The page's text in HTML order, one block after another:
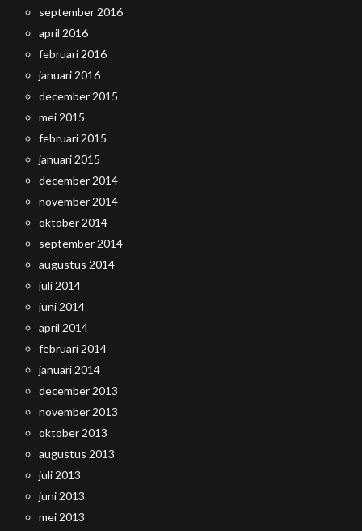
september 2016
april 2016
februari 2016
januari 2016
december 2015
mei 2015
februari 2015
januari 2015
december 2014
november 2014
oktober 2014
september 2014
augustus 2014
juli 2014
juni 2014
april 2014
februari 2014
januari 2014
december 2013
november 2013
oktober 2013
augustus 2013
juli 2013
juni 2013
mei 2013